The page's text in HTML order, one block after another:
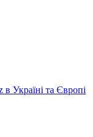
Україні та Європі